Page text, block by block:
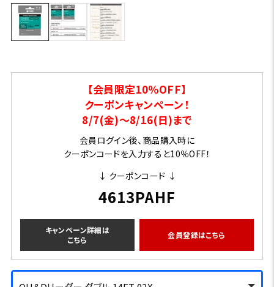
【会員限定10％OFF】
クーポンキャンペーン！
8/7(金)～8/16(日)まで
会員ログイン後、商品購入時に
クーポンコードを入力すると10％OFF！
↓ クーポンコード ↓
4613PAHF
キャンペーン詳細は
こちら
会員登録はこちら